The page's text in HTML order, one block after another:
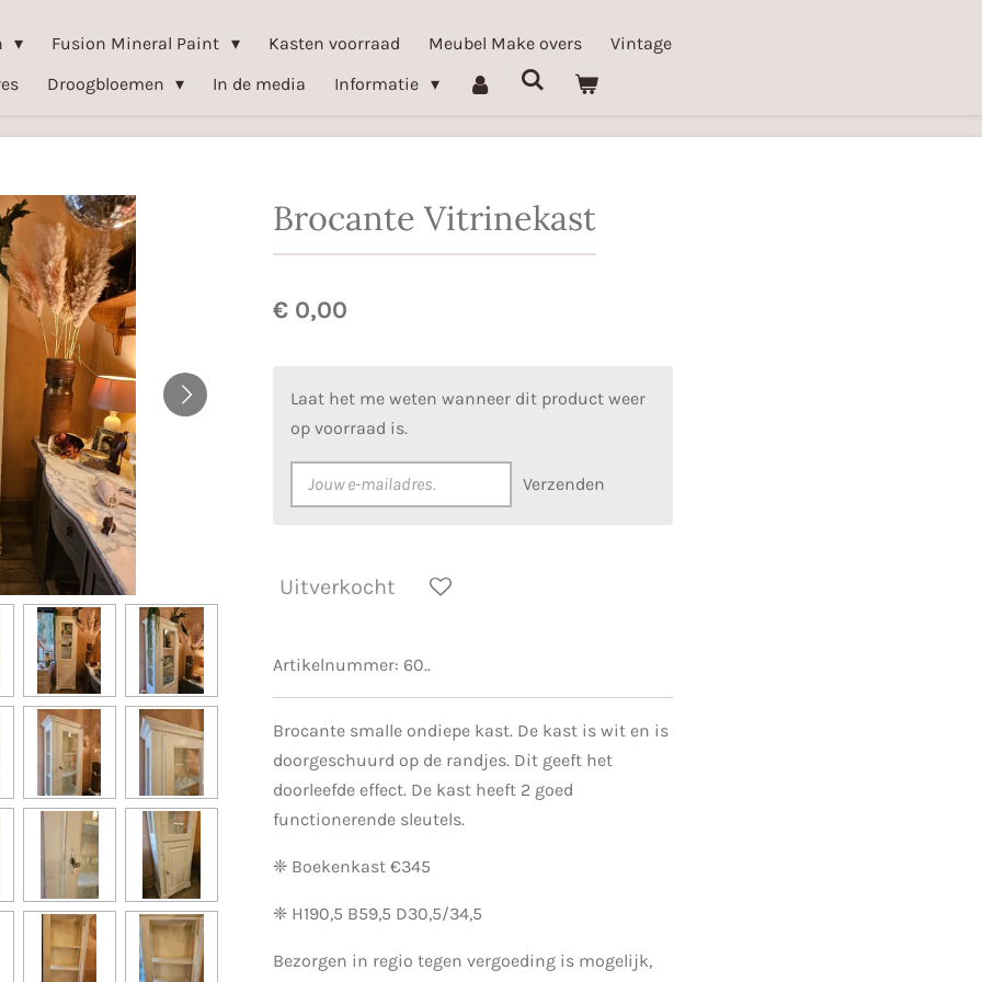
Fusion Mineral Paint Kasten voorraad Meubel Make overs
Vintage
Droogbloemen In de media Informatie
Brocante Vitrinekast
€ 0,00
Laat het me weten wanneer dit product weer
op voorraad is.
Verzenden
Uitverkocht
Artikelnummer: 60..
Brocante smalle ondiepe kast. De kast is wit en is
doorgeschuurd op de randjes. Dit geeft het
doorleefde effect. De kast heeft 2 goed
functionerende sleutels.
❈ Boekenkast €345
❈ H190,5 B59,5 D30,5/34,5
Bezorgen in regio tegen vergoeding is mogelijk,